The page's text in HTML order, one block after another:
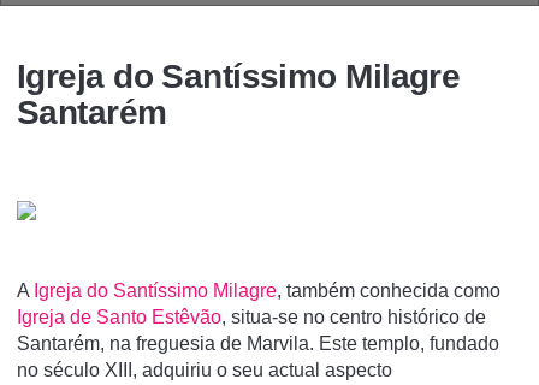
Igreja do Santí­ssimo Milagre
Santarém
A Igreja do Santí­ssimo Milagre, também conhecida como
Igreja de Santo Estêvão, situa-se no centro histórico de
Santarém, na freguesia de Marvila. Este templo, fundado
no século XIII, adquiriu o seu actual aspecto